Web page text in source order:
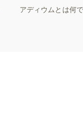
アディウムとは何